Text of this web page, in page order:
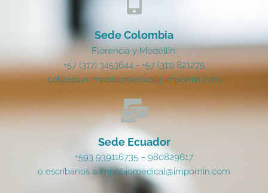
Sede Colombia
Florencia y Medellín:
+57 (317) 3453644 - +57 (311) 821275
cotizacion.impobiomedical@impomin.com
Sede Ecuador
+593 939116735 – 980829617
o escríbanos a impobiomedical@impomin.com